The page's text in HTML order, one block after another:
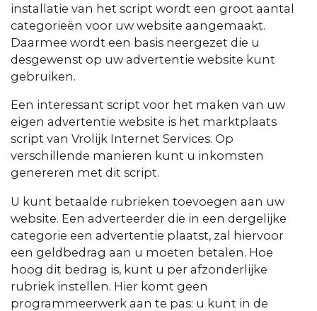
installatie van het script wordt een groot aantal
categorieën voor uw website aangemaakt.
Daarmee wordt een basis neergezet die u
desgewenst op uw advertentie website kunt
gebruiken.
Een interessant script voor het maken van uw
eigen advertentie website is het marktplaats
script van Vrolijk Internet Services. Op
verschillende manieren kunt u inkomsten
genereren met dit script.
U kunt betaalde rubrieken toevoegen aan uw
website. Een adverteerder die in een dergelijke
categorie een advertentie plaatst, zal hiervoor
een geldbedrag aan u moeten betalen. Hoe
hoog dit bedrag is, kunt u per afzonderlijke
rubriek instellen. Hier komt geen
programmeerwerk aan te pas: u kunt in de